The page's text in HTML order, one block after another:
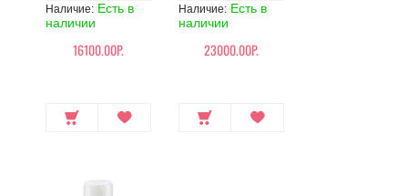
Наличие: Есть в
наличии
16100.00Р.
Наличие: Есть в
наличии
23000.00Р.